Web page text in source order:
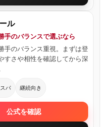
ル
手のバランスで選ぶなら
手のバランス重視。まずは登
すさや相性を確認してから深
パ 継続向き
公式を確認